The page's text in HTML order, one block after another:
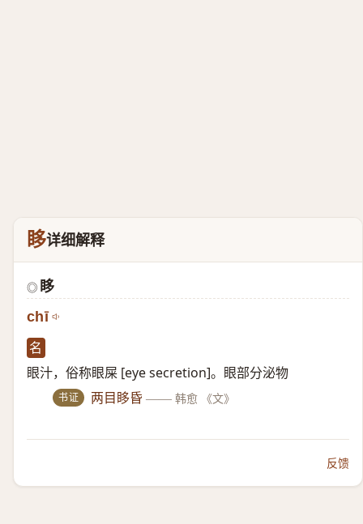
眵详细解释
◎ 眵
chī
名
眼汁，俗称眼屎 [eye secretion]。眼部分泌物
书证 两目眵昏 —— 韩愈 《文》
反馈